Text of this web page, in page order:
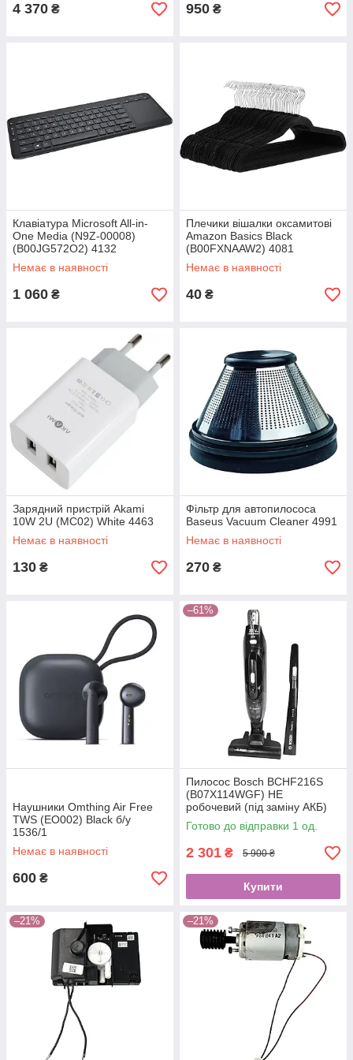
4 370 ₴ 950 ₴
Клавіатура Microsoft All-in-
One Media (N9Z-00008)
(B00JG572O2) 4132
Немає в наявності
1 060 ₴
Плечики вішалки оксамитові
Amazon Basics Black
(B00FXNAAW2) 4081
Немає в наявності
40 ₴
Зарядний пристрій Akami
10W 2U (MC02) White 4463
Немає в наявності
130 ₴
Фільтр для автопилососа
Baseus Vacuum Cleaner 4991
Немає в наявності
270 ₴
Наушники Omthing Air Free
TWS (EO002) Black б/у
1536/1
Немає в наявності
600 ₴
–61%
Пилосос Bosch BCHF216S
(B07X114WGF) НЕ
робочевий (під заміну АКБ)
5582
Готово до відправки 1 од.
2 301 ₴ 5 900 ₴
Купити
–21% –21%